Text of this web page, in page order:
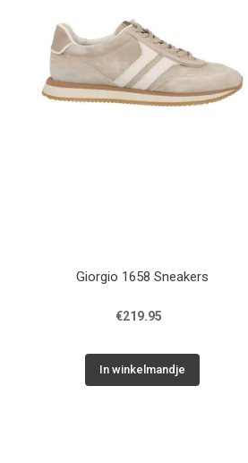
Giorgio 1658 Sneakers
€219.95
In winkelmandje